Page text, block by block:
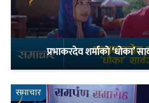
प्रभाकरदेव शर्माको
समाचार